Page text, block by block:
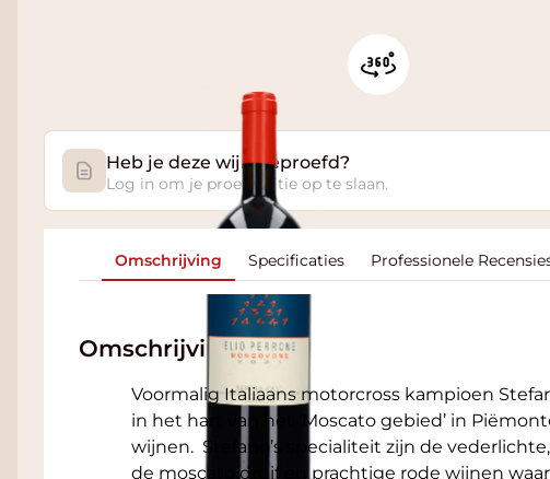
Heb je deze wijn geproefd?
Log in om je proefnotitie op te slaan.
Omschrijving Specificaties Professionele
Omschrijving
Voormalig Italiaans motorcross kampioen
in het hart van het ‘Moscato gebied’ in
wijnen. Stefano’s specialiteit zijn de
de moscato druif en prachtige rode wijnen